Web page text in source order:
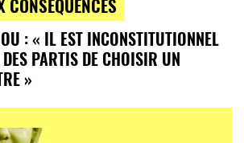
: « IL EST INCONSTITUTIONNEL
PARTIS DE CHOISIR UN
»